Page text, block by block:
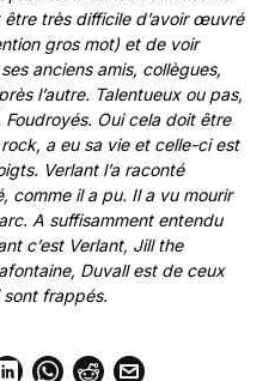
très difficile d’avoir œuvré
gros mot) et de voir
anciens amis, collègues,
l’autre. Talentueux ou pas,
Oui cela doit être
a eu sa vie et celle-ci est
Verlant l’a raconté
comme il a pu. Il a vu mourir
A suffisamment entendu
c’est Verlant, Jill the
Duvall est de ceux
frappés.